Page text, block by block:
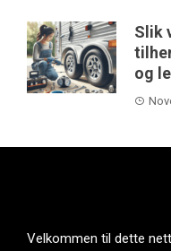
Slik
og
Velkommen til dette